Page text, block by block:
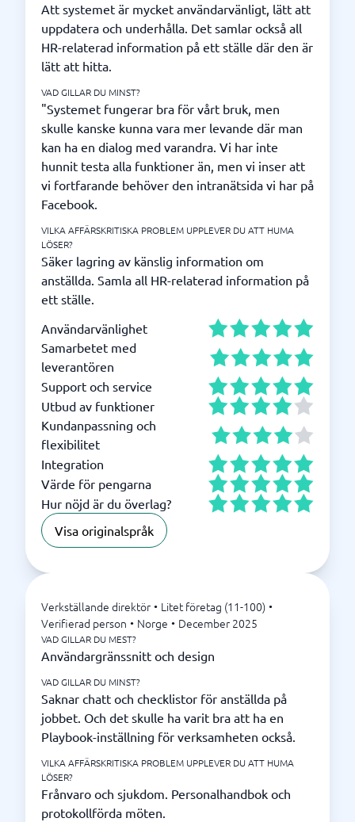
Att systemet är mycket användarvänligt, lätt att
uppdatera och underhålla. Det samlar också all
HR-relaterad information på ett ställe där den är
lätt att hitta.
VAD GILLAR DU MINST?
"Systemet fungerar bra för vårt bruk, men
skulle kanske kunna vara mer levande där man
kan ha en dialog med varandra. Vi har inte
hunnit testa alla funktioner än, men vi inser att
vi fortfarande behöver den intranätsida vi har på
Facebook.
VILKA AFFÄRSKRITISKA PROBLEM UPPLEVER DU ATT HUMA
LÖSER?
Säker lagring av känslig information om
anställda. Samla all HR-relaterad information på
ett ställe.
Användarvänlighet
Samarbetet med
leverantören
Support och service
Utbud av funktioner
Kundanpassning och
flexibilitet
Integration
Värde för pengarna
Hur nöjd är du överlag?
Visa originalspråk
Verkställande direktör • Litet företag (11-100) •
Verifierad person • Norge • December 2025
VAD GILLAR DU MEST?
Användargränssnitt och design
VAD GILLAR DU MINST?
Saknar chatt och checklistor för anställda på
jobbet. Och det skulle ha varit bra att ha en
Playbook-inställning för verksamheten också.
VILKA AFFÄRSKRITISKA PROBLEM UPPLEVER DU ATT HUMA
LÖSER?
Frånvaro och sjukdom. Personalhandbok och
protokollförda möten.